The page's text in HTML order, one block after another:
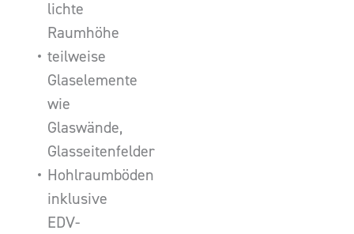
lichte
Raumhöhe
teilweise
Glaselemente
wie
Glaswände,
Glasseitenfelder
Hohlraumböden
inklusive
EDV-